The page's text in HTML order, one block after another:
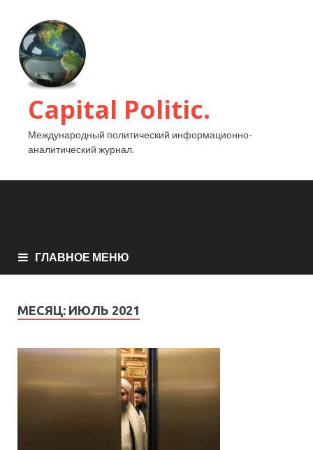
Capital Politic.
Международный политический информационно-
аналитический журнал.
ГЛАВНОЕ МЕНЮ
МЕСЯЦ: ИЮЛЬ 2021